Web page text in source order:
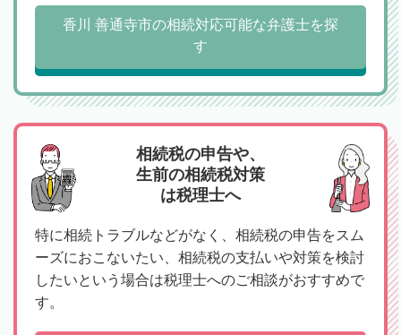
香川 善通寺市の相続対応可能な弁護士を探
す
相続税の申告や、
生前の相続税対策
は税理士へ
特に相続トラブルなどがなく、相続税の申告をスム
ーズにおこないたい、相続税の支払いや対策を検討
したいという場合は税理士へのご相談がおすすめで
す。